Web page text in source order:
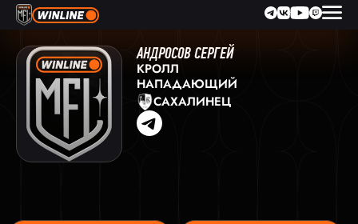
АНДРОСОВ СЕРГЕЙ
КРОЛЛ
НАПАДАЮЩИЙ
САХАЛИНЕЦ